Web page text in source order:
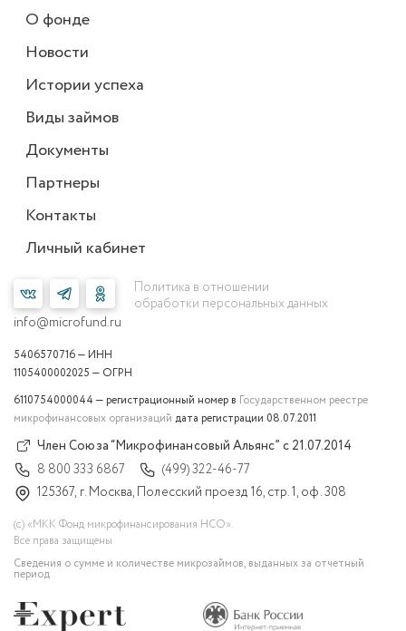
О фонде
Новости
Истории успеха
Виды займов
Документы
Партнеры
Контакты
Личный кабинет
info@microfund.ru
Политика в отношении
обработки персональных данных
5406570716 — ИНН
1105400002025 — ОГРН
6110754000044 — регистрационный номер в Государственном реестре
микрофинансовых организаций дата регистрации 08.07.2011
Член Союза “Микрофинансовый Альянс” с 21.07.2014
8 800 333 6867
(499) 322-46-77
125367, г. Москва, Полесский проезд 16, стр. 1, оф. 308
(с) «МКК Фонд микрофинансирования НСО».
Все права защищены
Сведения о сумме и количестве микрозаймов, выданных за отчетный
период